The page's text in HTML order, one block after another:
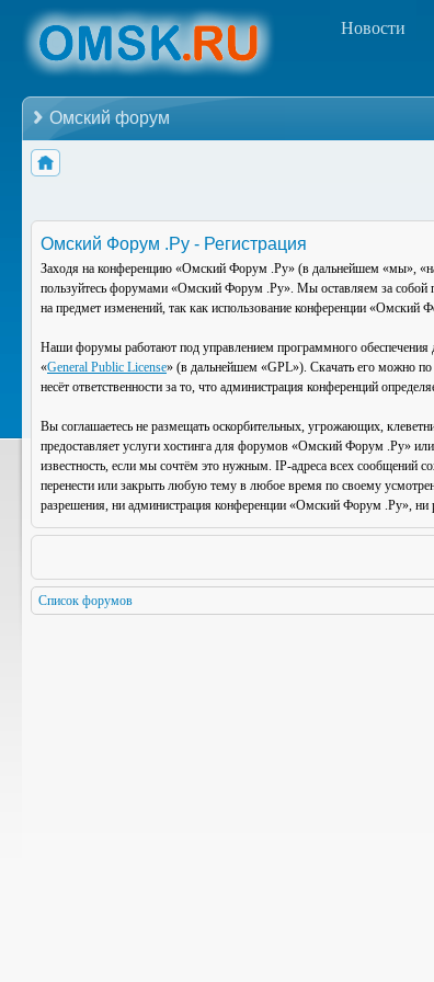
Новости
Омский форум
Омский Форум .Ру - Регистрация
Заходя на конференцию «Омский Форум .Ру» (в дальнейшем «мы»,
пользуйтесь форумами «Омский Форум .Ру». Мы оставляем за собой
на предмет изменений, так как использование конференции «Омский
Наши форумы работают под управлением программного
«General Public License» (в дальнейшем «GPL»). Скачать его можно по
несёт ответственности за то, что администрация конференций
Вы соглашаетесь не размещать оскорбительных, угрожающих,
предоставляет услуги хостинга для форумов «Омский Форум .Ру»
известность, если мы сочтём это нужным. IP-адреса всех сообщений
перенести или закрыть любую тему в любое время по своему
разрешения, ни администрация конференции «Омский Форум .Ру», ни
Список форумов